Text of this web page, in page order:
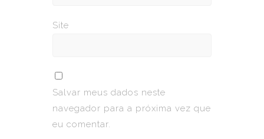
Site
Salvar meus dados neste
navegador para a próxima vez que
eu comentar.